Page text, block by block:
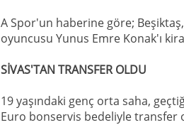
A Spor'un haberine göre;
oyuncusu Yunus Emre Konak'ı
SİVAS'TAN TRANSFER OLDU
19 yaşındaki genç orta saha,
Euro bonservis bedeliyle transfer